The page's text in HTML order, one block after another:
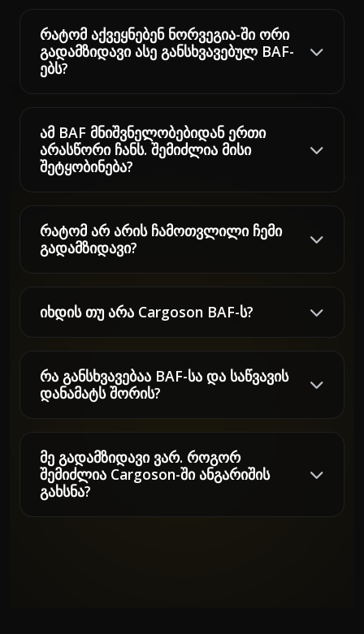
რატომ აქვეყნებენ ნორვეგია-ში ორი
გადამზიდავი ასე განსხვავებულ BAF-
ებს?
ამ BAF მნიშვნელობებიდან ერთი
არასწორი ჩანს. შემიძლია მისი
შეტყობინება?
რატომ არ არის ჩამოთვლილი ჩემი
გადამზიდავი?
იხდის თუ არა Cargoson BAF-ს?
რა განსხვავებაა BAF-სა და საწვავის
დანამატს შორის?
მე გადამზიდავი ვარ. როგორ
შემიძლია Cargoson-ში ანგარიშის
გახსნა?